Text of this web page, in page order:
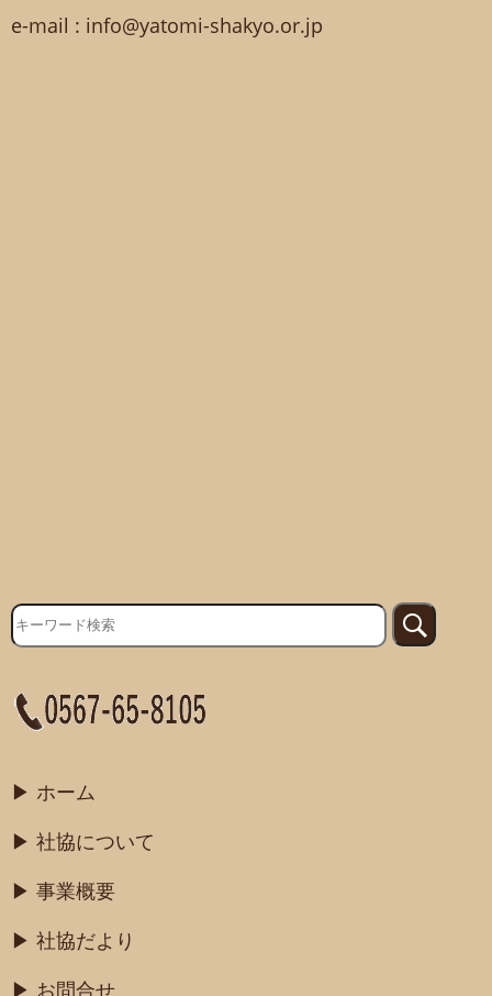
e-mail : info@yatomi-shakyo.or.jp
ホーム
社協について
事業概要
社協だより
お問合せ